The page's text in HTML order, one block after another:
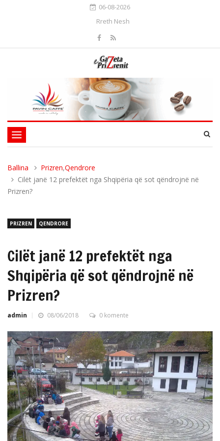
06-08-2026
Rreth Nesh
Toggle
navigation
Ballina Prizren,Qendrore
Cilët janë 12 prefektët nga Shqipëria që sot qëndrojnë në
Prizren?
PRIZREN QENDRORE
Cilët janë 12 prefektët nga
Shqipëria që sot qëndrojnë në
Prizren?
admin 08/06/2018 0 komente